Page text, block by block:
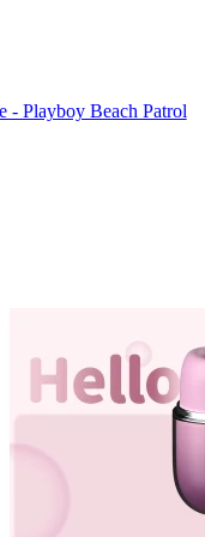
- Playboy Beach Patrol